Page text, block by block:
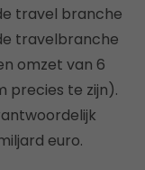
travel branche
travelbranche
omzet van 6
precies te zijn).
euro.